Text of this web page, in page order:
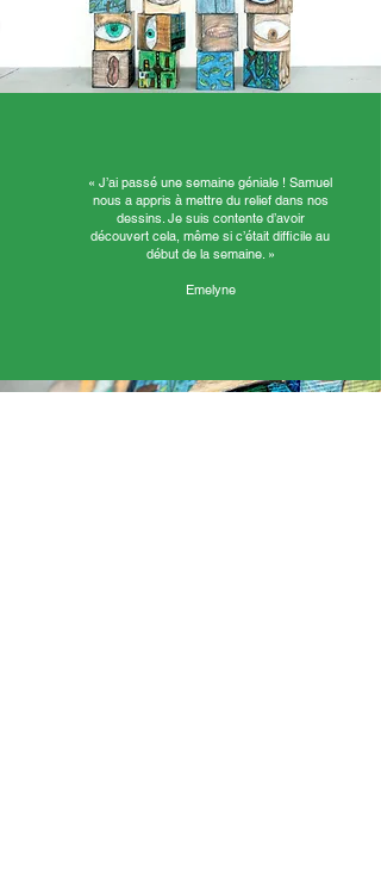
« J’ai passé une semaine géniale ! Samuel
nous a appris à mettre du relief dans nos
dessins. Je suis contente d’avoir
découvert cela, même si c’était difficile au
début de la semaine. »
Emelyne